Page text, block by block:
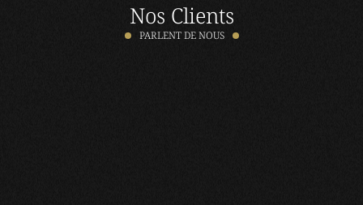
Nos Clients
PARLENT DE NOUS